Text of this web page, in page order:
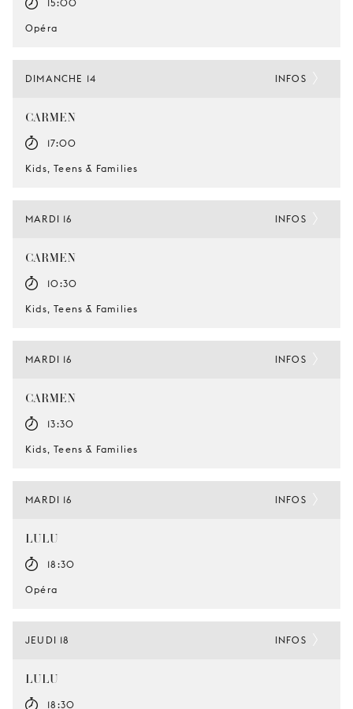
15:00
Opéra
DIMANCHE 14
CARMEN
17:00
Kids, Teens & Families
INFOS
MARDI 16
CARMEN
10:30
Kids, Teens & Families
INFOS
MARDI 16
CARMEN
13:30
Kids, Teens & Families
INFOS
MARDI 16
LULU
18:30
Opéra
INFOS
JEUDI 18
LULU
18:30
INFOS